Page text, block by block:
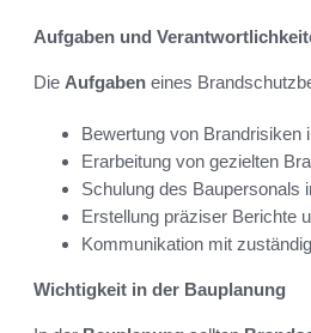
Aufgaben und
Die Aufgaben eines
Bewertung von Brandrisiken
Erarbeitung von gezielten
Schulung des Baupersonals
Erstellung präziser Berichte
Kommunikation mit
Wichtigkeit in der Bauplanung